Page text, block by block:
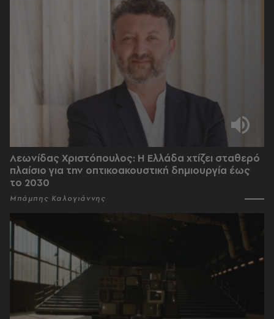
Λεωνίδας Χριστόπουλος: Η Ελλάδα χτίζει σταθερό
πλαίσιο για την οπτικοακουστική δημιουργία έως
το 2030
Μπάμπης Καλογιάννης